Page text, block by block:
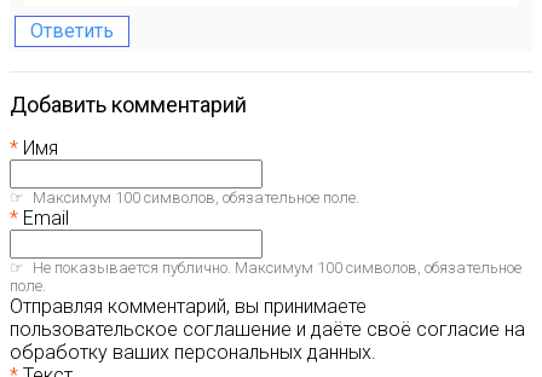
Ответить
Добавить комментарий
Имя
Максимум 100 символов, обязательное поле.
Email
Не показывается публично. Максимум 100 символов, обязательное
поле.
Отправляя комментарий, вы принимаете
пользовательское соглашение и даёте своё согласие на
обработку ваших персональных данных.